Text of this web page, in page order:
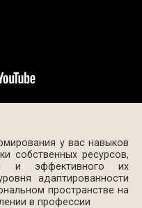
у вас навыков
собственных ресурсов,
и эффективного их
адаптированности
пространстве на
в профессии